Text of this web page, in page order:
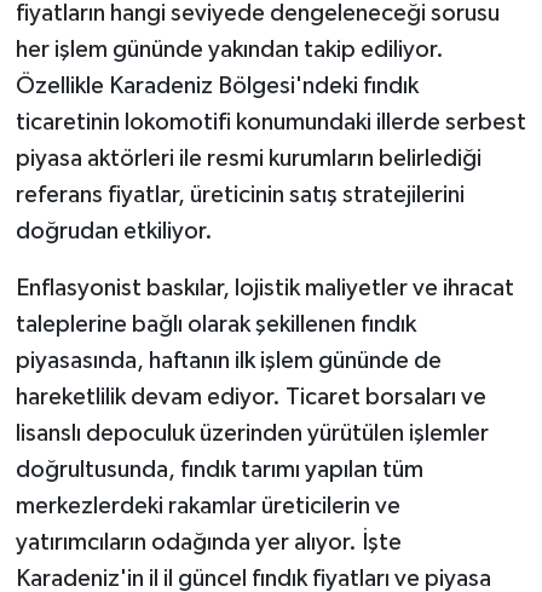
fiyatların hangi seviyede dengeleneceği sorusu
her işlem gününde yakından takip ediliyor.
Özellikle Karadeniz Bölgesi'ndeki fındık
ticaretinin lokomotifi konumundaki illerde serbest
piyasa aktörleri ile resmi kurumların belirlediği
referans fiyatlar, üreticinin satış stratejilerini
doğrudan etkiliyor.
Enflasyonist baskılar, lojistik maliyetler ve ihracat
taleplerine bağlı olarak şekillenen fındık
piyasasında, haftanın ilk işlem gününde de
hareketlilik devam ediyor. Ticaret borsaları ve
lisanslı depoculuk üzerinden yürütülen işlemler
doğrultusunda, fındık tarımı yapılan tüm
merkezlerdeki rakamlar üreticilerin ve
yatırımcıların odağında yer alıyor. İşte
Karadeniz'in il il güncel fındık fiyatları ve piyasa